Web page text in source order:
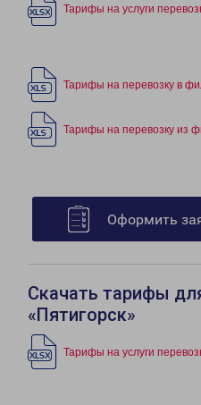
Тарифы на услуги
Тарифы на перевозку в
Тарифы на перевозку из
Оформить
Скачать тарифы
«Пятигорск»
Тарифы на услуги